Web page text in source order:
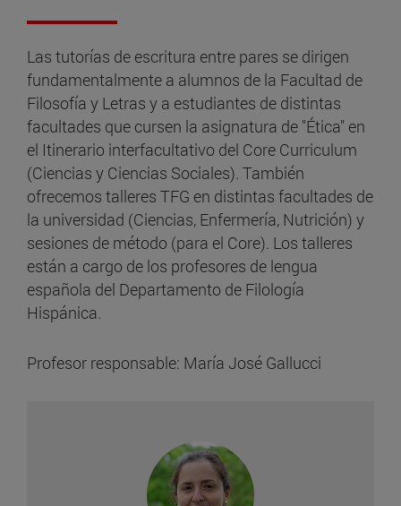
Las tutorías de escritura entre pares se dirigen
fundamentalmente a alumnos de la Facultad de
Filosofía y Letras y a estudiantes de distintas
facultades que cursen la asignatura de "Ética" en
el Itinerario interfacultativo del Core Curriculum
(Ciencias y Ciencias Sociales). También
ofrecemos talleres TFG en distintas facultades de
la universidad (Ciencias, Enfermería, Nutrición) y
sesiones de método (para el Core). Los talleres
están a cargo de los profesores de lengua
española del Departamento de Filología
Hispánica.
Profesor responsable: María José Gallucci